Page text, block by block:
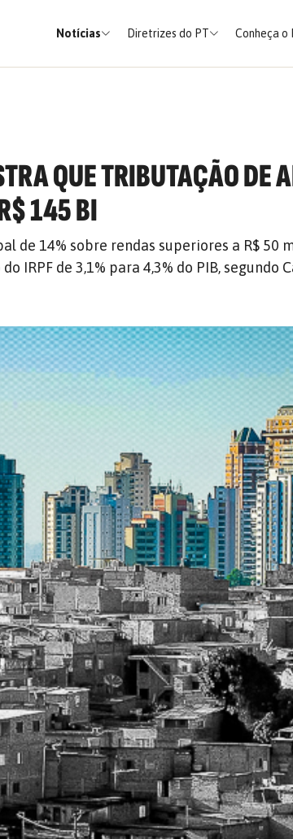
Notícias Diretrizes do PT Conheça o
QUE TRIBUTAÇÃO DE
145 BI
de 14% sobre rendas superiores a R$ 50
IRPF de 3,1% para 4,3% do PIB, segundo